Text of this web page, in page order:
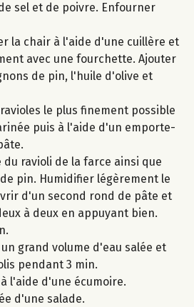
sel et de poivre. Enfourner
la chair à l'aide d'une cuillère et
avec une fourchette. Ajouter
de pin, l'huile d'olive et
le plus finement possible
puis à l'aide d'un emporte-
du ravioli de la farce ainsi que
pin. Humidifier légèrement le
d'un second rond de pâte et
à deux en appuyant bien.
grand volume d'eau salée et
pendant 3 min.
l'aide d'une écumoire.
d'une salade.